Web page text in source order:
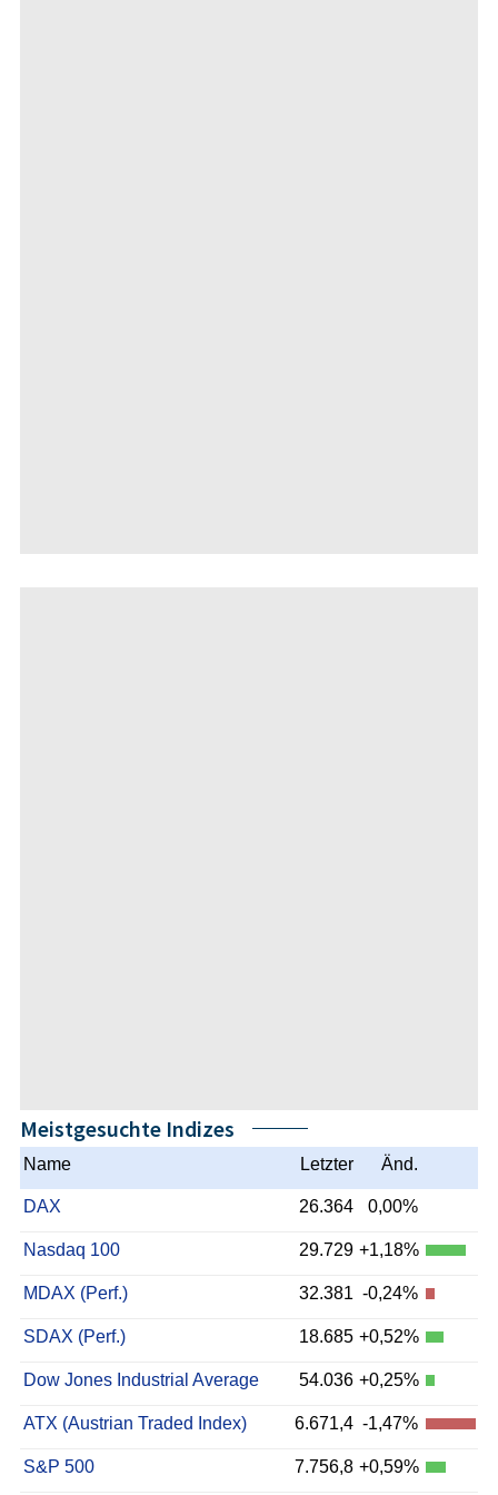
Meistgesuchte Indizes
Name Letzter Änd.
DAX 26.364 0,00%
Nasdaq 100 29.729 +1,18%
MDAX (Perf.) 32.381 -0,24%
SDAX (Perf.) 18.685 +0,52%
Dow Jones Industrial Average 54.036 +0,25%
ATX (Austrian Traded Index) 6.671,4 -1,47%
S&P 500 7.756,8 +0,59%